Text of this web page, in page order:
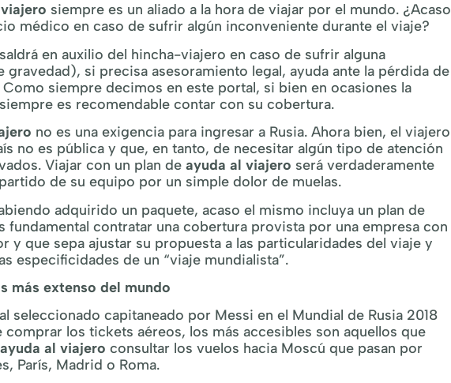
siempre es un aliado a la hora de viajar por el mundo. ¿Acaso
médico en caso de sufrir algún inconveniente durante el viaje?
saldrá en auxilio del hincha-viajero en caso de sufrir alguna
si precisa asesoramiento legal, ayuda ante la pérdida de
siempre decimos en este portal, si bien en ocasiones la
es recomendable contar con su cobertura.
no es una exigencia para ingresar a Rusia. Ahora bien, el viajero
no es pública y que, en tanto, de necesitar algún tipo de atención
Viajar con un plan de ayuda al viajero será verdaderamente
de su equipo por un simple dolor de muelas.
adquirido un paquete, acaso el mismo incluya un plan de
fundamental contratar una cobertura provista por una empresa con
y que sepa ajustar su propuesta a las particularidades del viaje y
especificidades de un “viaje mundialista”.
más extenso del mundo
seleccionado capitaneado por Messi en el Mundial de Rusia 2018
comprar los tickets aéreos, los más accesibles son aquellos que
ayuda al viajero consultar los vuelos hacia Moscú que pasan por
París, Madrid o Roma.